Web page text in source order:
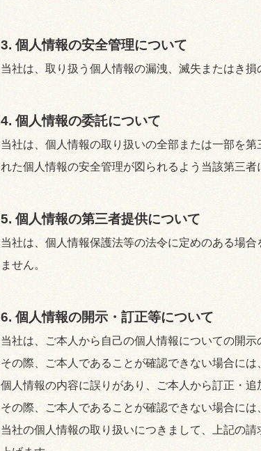
3. 個人情報の安全管理について
当社は、取り扱う個人情報の漏洩、滅失またはき
4. 個人情報の委託について
当社は、個人情報の取り扱いの全部または一部を
れた個人情報の安全管理が図られるよう当該第三者
5. 個人情報の第三者提供について
当社は、個人情報保護法等の法令に定めのある場
ません。
6. 個人情報の開示・訂正等について
当社は、ご本人から自己の個人情報についての開
その際、ご本人であることが確認できない場合には
個人情報の内容に誤りがあり、ご本人から訂正・
その際、ご本人であることが確認できない場合には
当社の個人情報の取り扱いにつきまして、上記の